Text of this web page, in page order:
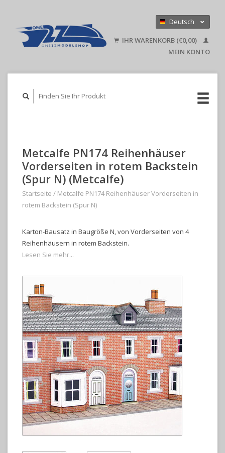
Deutsch
English
IHR WARENKORB (€0,00)
MEIN KONTO
Metcalfe PN174 Reihenhäuser
Vorderseiten in rotem Backstein
(Spur N) (Metcalfe)
Startseite / Metcalfe PN174 Reihenhäuser Vorderseiten in
rotem Backstein (Spur N)
Karton-Bausatz in Baugröße N, von Vorderseiten von 4
Reihenhäusern in rotem Backstein.
Lesen Sie mehr...